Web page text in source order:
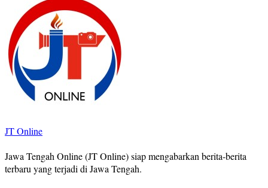
JT Online
Jawa Tengah Online (JT Online) siap mengabarkan berita-berita
terbaru yang terjadi di Jawa Tengah.